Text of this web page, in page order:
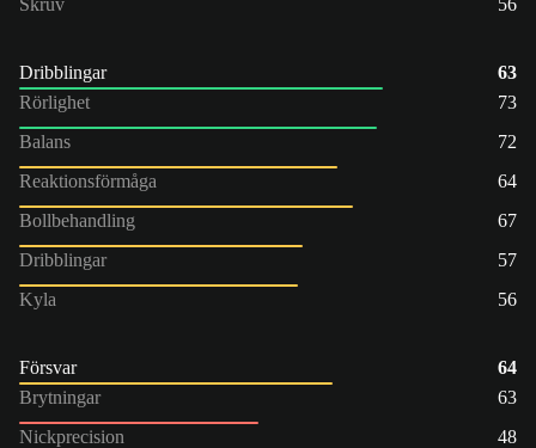
Dribblingar
63
Rörlighet
73
Balans
72
Reaktionsförmåga
64
Bollbehandling
67
Dribblingar
57
Kyla
56
Försvar
64
Brytningar
63
Nickprecision
48